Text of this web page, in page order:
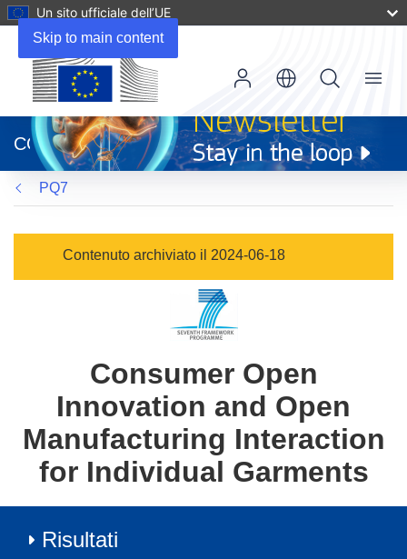
Skip to main content
Un sito ufficiale dell’UE
apre
in
una
nuova
finestra)
CORDIS
Menu
PQ7
Contenuto archiviato il 2024-06-18
Consumer Open
Innovation and Open
Manufacturing Interaction
for Individual Garments
Risultati